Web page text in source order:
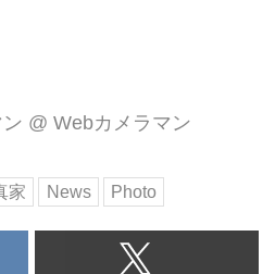
@ Webカメラマン
家 News Photo